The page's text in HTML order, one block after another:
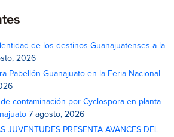
de los destinos Guanajuatenses a la
2026
Pabellón Guanajuato en la Feria Nacional
contaminación por Cyclospora en planta
7 agosto, 2026
JUVENTUDES PRESENTA AVANCES DEL